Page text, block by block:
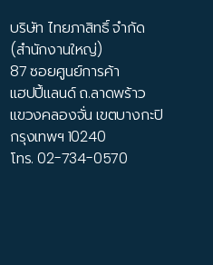
บริษัท ไทยภาสิทธิ์ จำกัด
(สำนักงานใหญ่)
87 ซอยศูนย์การค้า
แฮปปี้แลนด์ ถ.ลาดพร้าว
แขวงคลองจั่น เขตบางกะปิ
กรุงเทพฯ 10240
โทร.02-734-0570